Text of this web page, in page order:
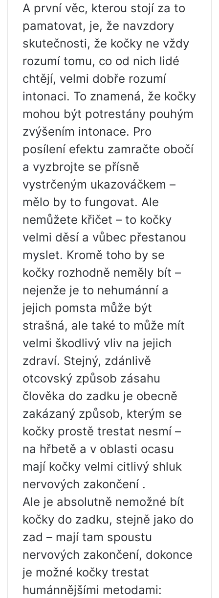
A první věc, kterou stojí za to
pamatovat, je, že navzdory
skutečnosti, že kočky ne vždy
rozumí tomu, co od nich lidé
chtějí, velmi dobře rozumí
intonaci. To znamená, že kočky
mohou být potrestány pouhým
zvýšením intonace. Pro
posílení efektu zamračte obočí
a vyzbrojte se přísně
vystrčeným ukazováčkem –
mělo by to fungovat. Ale
nemůžete křičet – to kočky
velmi děsí a vůbec přestanou
myslet. Kromě toho by se
kočky rozhodně neměly bít –
nejenže je to nehumánní a
jejich pomsta může být
strašná, ale také to může mít
velmi škodlivý vliv na jejich
zdraví. Stejný, zdánlivě
otcovský způsob zásahu
člověka do zadku je obecně
zakázaný způsob, kterým se
kočky prostě trestat nesmí –
na hřbetě a v oblasti ocasu
mají kočky velmi citlivý shluk
nervových zakončení .
Ale je absolutně nemožné bít
kočky do zadku, stejně jako do
zad – mají tam spoustu
nervových zakončení, dokonce
je možné kočky trestat
humánnějšími metodami: